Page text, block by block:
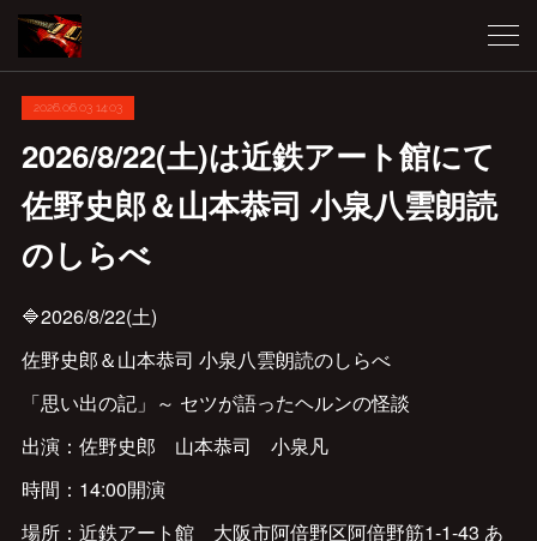
2026.06.03 14:03
2026/8/22(土)は近鉄アート館にて
佐野史郎＆山本恭司 小泉八雲朗読
のしらべ
🔷2026/8/22(土)
佐野史郎＆山本恭司 小泉八雲朗読のしらべ
「思い出の記」～ セツが語ったヘルンの怪談
出演：佐野史郎 山本恭司 小泉凡
時間：14:00開演
場所：近鉄アート館 大阪市阿倍野区阿倍野筋1-1-43 あ